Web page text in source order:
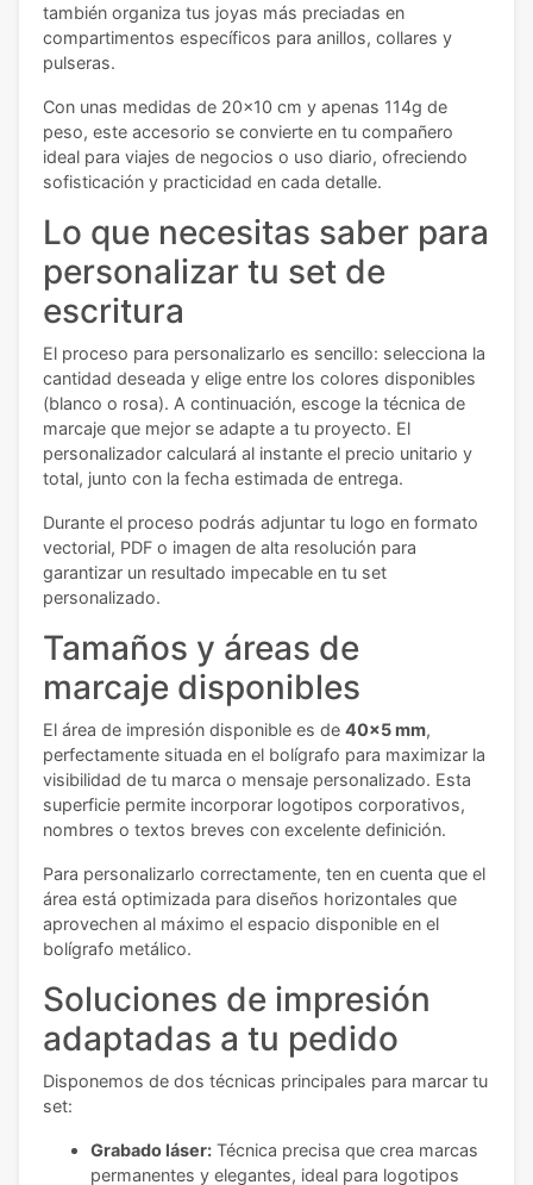
también organiza tus joyas más preciadas en
compartimentos específicos para anillos, collares y
pulseras.
Con unas medidas de 20x10 cm y apenas 114g de
peso, este accesorio se convierte en tu compañero
ideal para viajes de negocios o uso diario, ofreciendo
sofisticación y practicidad en cada detalle.
Lo que necesitas saber para
personalizar tu set de
escritura
El proceso para personalizarlo es sencillo: selecciona la
cantidad deseada y elige entre los colores disponibles
(blanco o rosa). A continuación, escoge la técnica de
marcaje que mejor se adapte a tu proyecto. El
personalizador calculará al instante el precio unitario y
total, junto con la fecha estimada de entrega.
Durante el proceso podrás adjuntar tu logo en formato
vectorial, PDF o imagen de alta resolución para
garantizar un resultado impecable en tu set
personalizado.
Tamaños y áreas de
marcaje disponibles
El área de impresión disponible es de 40x5 mm,
perfectamente situada en el bolígrafo para maximizar la
visibilidad de tu marca o mensaje personalizado. Esta
superficie permite incorporar logotipos corporativos,
nombres o textos breves con excelente definición.
Para personalizarlo correctamente, ten en cuenta que el
área está optimizada para diseños horizontales que
aprovechen al máximo el espacio disponible en el
bolígrafo metálico.
Soluciones de impresión
adaptadas a tu pedido
Disponemos de dos técnicas principales para marcar tu
set:
Grabado láser: Técnica precisa que crea marcas
permanentes y elegantes, ideal para logotipos